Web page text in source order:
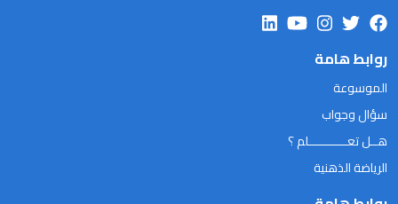
روابط هامة
الموسوعة
سؤال وجواب
هــل تعـــــــــــلم ؟
الرياضة الذهنية